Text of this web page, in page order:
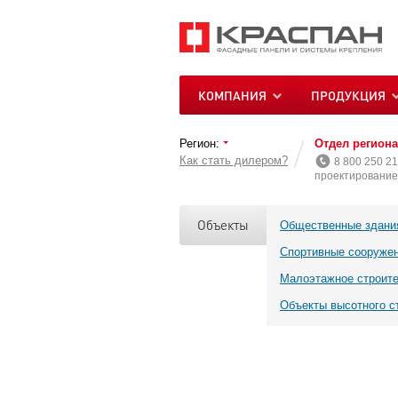
КОМПАНИЯ ПРОДУКЦИЯ
Регион:
Как стать дилером?
Отдел
8 800 250
Объекты
Общественные
Спортивные
Малоэтажное
Объекты высотного